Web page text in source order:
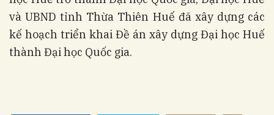
và UBND tỉnh Thừa Thiên Huế đã xây dựng các
kế hoạch triển khai Đề án xây dựng Đại học Huế
thành Đại học Quốc gia.